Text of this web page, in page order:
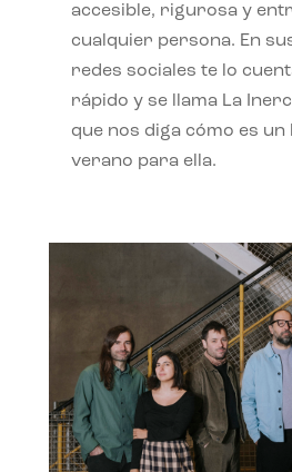
accesible, rigurosa y
cualquier persona. En
redes sociales te lo
rápido y se llama La
que nos diga cómo es un
verano para ella.